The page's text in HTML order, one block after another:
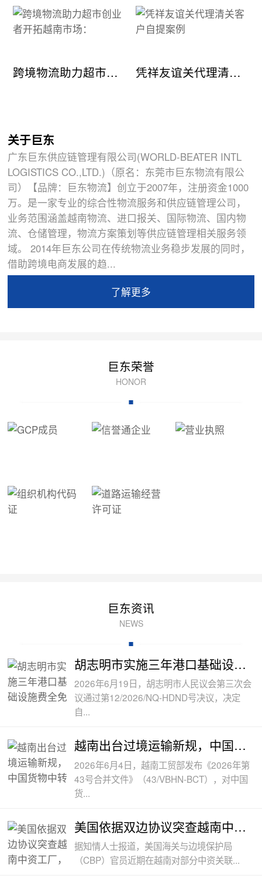
跨境物流助力超市创业者开拓越南市场： 凭祥友谊关代理清关客户自提案例
关于巨东
广东巨东供应链管理有限公司(WORLD-BEATER INTL
LOGISTICS CO.,LTD.)（原名：东莞市巨东物流有限公
司）【品牌：巨东物流】创立于2007年，注册资金1000
万。是一家专业的综合性物流服务和供应链管理公司，
业务范围涵盖越南物流、进口报关、国际物流、国内物
流、仓储管理，物流方案策划等供应链管理相关服务领
域。 2014年巨东公司在传统物流业务稳步发展的同时，
借助跨境电商发展的趋...
了解更多
巨东荣誉
HONOR
巨东资讯
NEWS
胡志明市实施三年港口基础设施费全免政
2026年6月19日，胡志明市人民议会第三次会
议通过第12/2026/NQ-HDND号决议，决定
自...
越南出台过境运输新规，中国货物中转通
2026年6月4日，越南工贸部发布《2026年第
43号合并文件》（43/VBHN-BCT），对中国
货...
美国依据双边协议突查越南中资工厂，三
据知情人士报道，美国海关与边境保护局
（CBP）官员近期在越南对部分中资关联...